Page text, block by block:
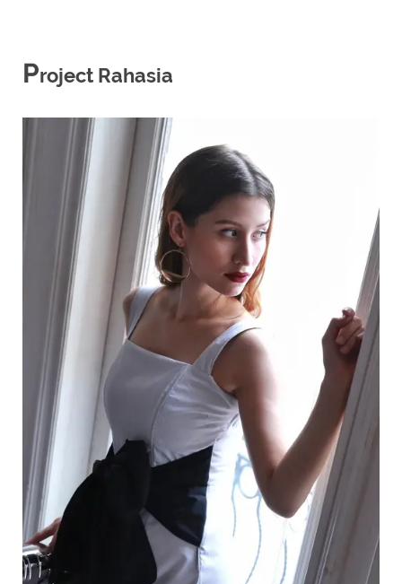
Project Rahasia